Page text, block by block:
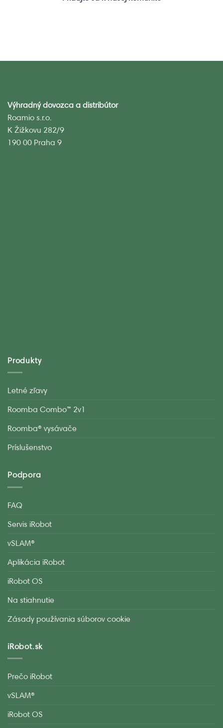
Výhradný dovozca a distribútor
Roamio s.r.o.
K Žižkovu 282/9
190 00 Praha 9
Produkty
Letné zľavy
Roomba Combo™ 2v1
Roomba® vysávače
Príslušenstvo
Podpora
FAQ
Servis iRobot
vSLAM®
Aplikácia iRobot
iRobot OS
Na stiahnutie
Zásady používania súborov cookie
iRobot.sk
Prečo iRobot
vSLAM®
iRobot OS